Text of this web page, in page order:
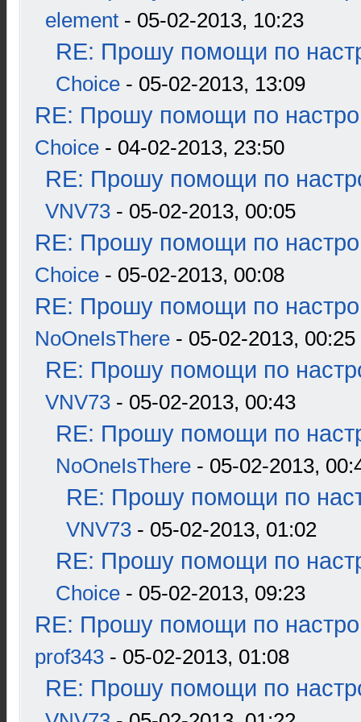
element - 05-02-2013, 10:23
RE: Прошу помощи по
Choice - 05-02-2013, 13:09
RE: Прошу помощи по
Choice - 04-02-2013, 23:50
RE: Прошу помощи по
VNV73 - 05-02-2013, 00:05
RE: Прошу помощи по
Choice - 05-02-2013, 00:08
RE: Прошу помощи по
NoOneIsThere - 05-02-2013, 00:25
RE: Прошу помощи по
VNV73 - 05-02-2013, 00:43
RE: Прошу помощи по
NoOneIsThere - 05-02-2013,
RE: Прошу помощи по
VNV73 - 05-02-2013, 01:02
RE: Прошу помощи по
Choice - 05-02-2013, 09:23
RE: Прошу помощи по
prof343 - 05-02-2013, 01:08
RE: Прошу помощи по